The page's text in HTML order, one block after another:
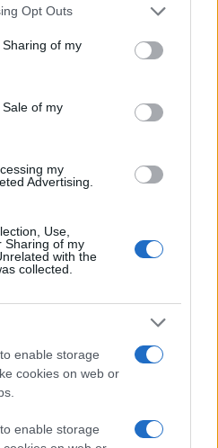
app uses one or more Google
behaviour. You may click to
and its third-party tags to
purposes in below Google
Opt Outs
of my
of my
my
Advertising.
Use,
Sharing of my
with the
collected.
enable storage
cookies on web or
enable storage
της νέας
στη διαχείριση της
x86 συστήματα διαθέτουν
γραφικών (VRAM) για
αυτός διαχωρισμός
καθυστερήσεις.
άμεσα και ταυτόχρονα
την NVIDIA, αυτό το
στους δημιουργούς να
3D σκηνές
Παράλληλα,
αρχείων βίντεο